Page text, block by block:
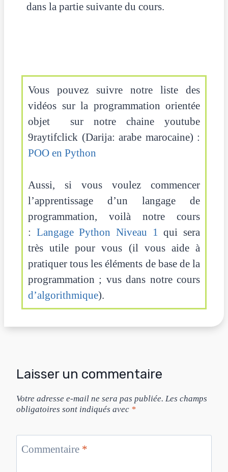
dans la partie suivante du cours.
Vous pouvez suivre notre liste des
vidéos sur la programmation orientée
objet sur notre chaine youtube
9raytifclick (Darija: arabe marocaine) :
POO en Python
Aussi, si vous voulez commencer
l’apprentissage d’un langage de
programmation, voilà notre cours
: Langage Python Niveau 1qui sera
très utile pour vous (il vous aide à
pratiquer tous les éléments de base de la
programmation ; vus dans notre cours
d’algorithmique).
Laisser un commentaire
Votre adresse e-mail ne sera pas publiée. Les champs
obligatoires sont indiqués avec *
Commentaire *